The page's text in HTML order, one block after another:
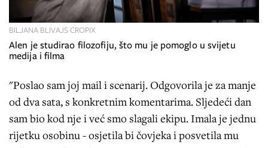
Alen je studirao filozofiju, što mu je pomoglo u svijetu
medija i filma
BILJANA BLIVAJS CROPIX
"Poslao sam joj mail i scenarij. Odgovorila je za manje
od dva sata, s konkretnim komentarima. Sljedeći dan
sam bio kod nje i već smo slagali ekipu. Imala je jednu
rijetku osobinu - osjetila bi čovjeka i posvetila mu